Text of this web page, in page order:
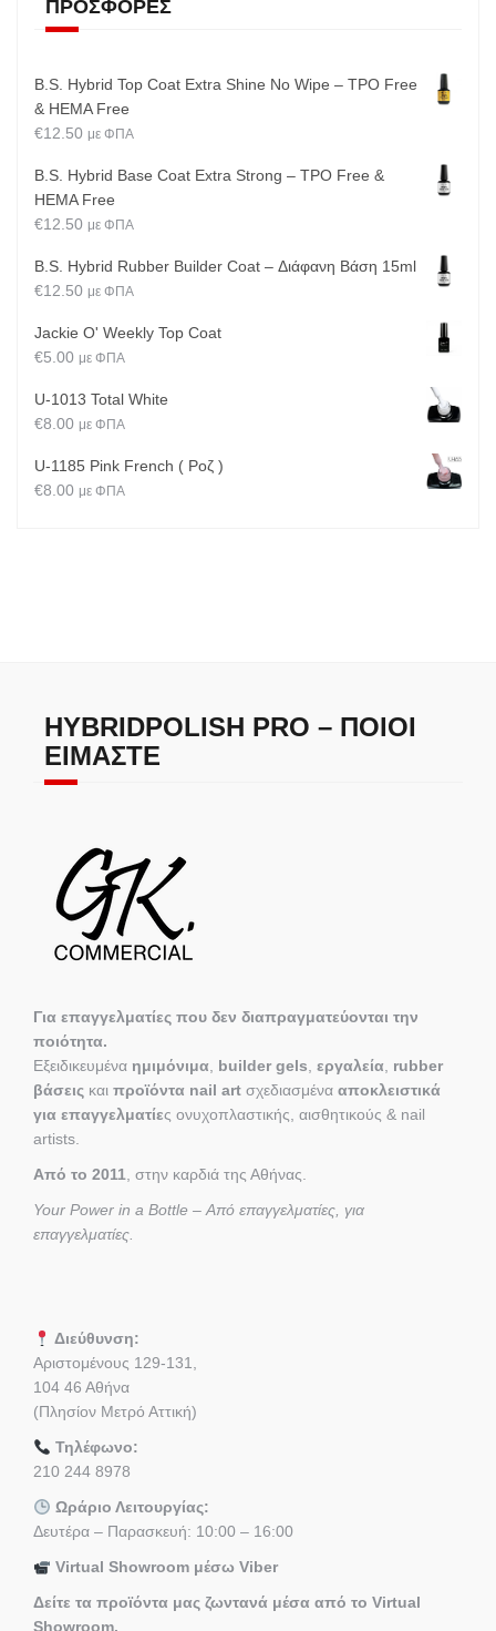
ΠΡΟΣΦΟΡΈΣ
B.S. Hybrid Top Coat Extra Shine No Wipe – TPO Free
& HEMA Free
€12.50 με ΦΠΑ
B.S. Hybrid Base Coat Extra Strong – TPO Free &
HEMA Free
€12.50 με ΦΠΑ
B.S. Hybrid Rubber Builder Coat – Διάφανη Βάση 15ml
€12.50 με ΦΠΑ
Jackie O' Weekly Top Coat
€5.00 με ΦΠΑ
U-1013 Total White
€8.00 με ΦΠΑ
U-1185 Pink French ( Ροζ )
€8.00 με ΦΠΑ
HYBRIDPOLISH PRO – ΠΟΙΟΙ
ΕΊΜΑΣΤΕ
Για επαγγελματίες που δεν διαπραγματεύονται την
ποιότητα.
Εξειδικευμένα ημιμόνιμα, builder gels, εργαλεία, rubber
βάσεις και προϊόντα nail art σχεδιασμένα αποκλειστικά
για επαγγελματίες ονυχοπλαστικής, αισθητικούς & nail
artists.
Από το 2011, στην καρδιά της Αθήνας.
Your Power in a Bottle – Από επαγγελματίες, για
επαγγελματίες.
Διεύθυνση:
Αριστομένους 129-131,
104 46 Αθήνα
(Πλησίον Μετρό Αττική)
Τηλέφωνο:
210 244 8978
Ωράριο Λειτουργίας:
Δευτέρα – Παρασκευή: 10:00 – 16:00
Virtual Showroom μέσω Viber
Δείτε τα προϊόντα μας ζωντανά μέσα από το Virtual
Showroom.